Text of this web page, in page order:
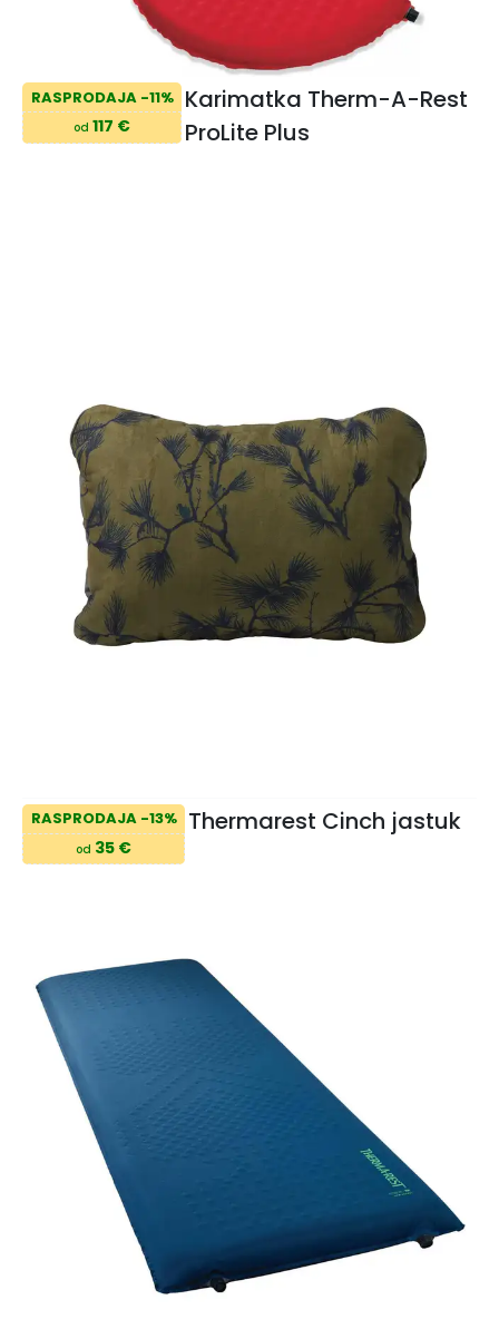
RASPRODAJA -11%
od 117 €
Karimatka Therm-A-Rest
ProLite Plus
RASPRODAJA -13%
od 35 €
Thermarest Cinch jastuk